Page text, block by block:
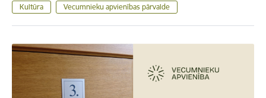
Kultūra Vecumnieku apvienības pārvalde